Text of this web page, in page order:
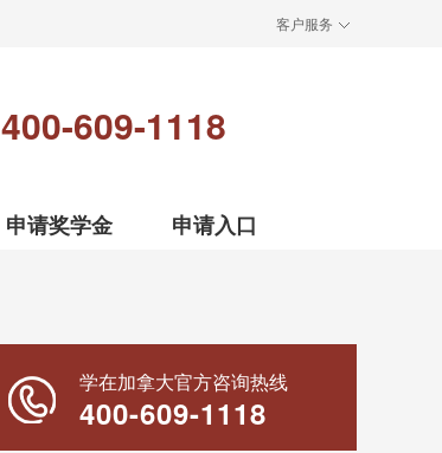
客户服务
400-609-1118
申请奖学金 申请入口
学在加拿大官方咨询热线
400-609-1118